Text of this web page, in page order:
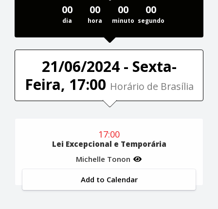
00
dia
00
hora
00
minuto
00
segundo
21/06/2024 - Sexta-
Feira, 17:00 Horário de Brasília
17:00
Lei Excepcional e Temporária
Michelle Tonon
Add to Calendar